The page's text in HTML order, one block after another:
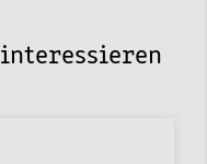
interessieren